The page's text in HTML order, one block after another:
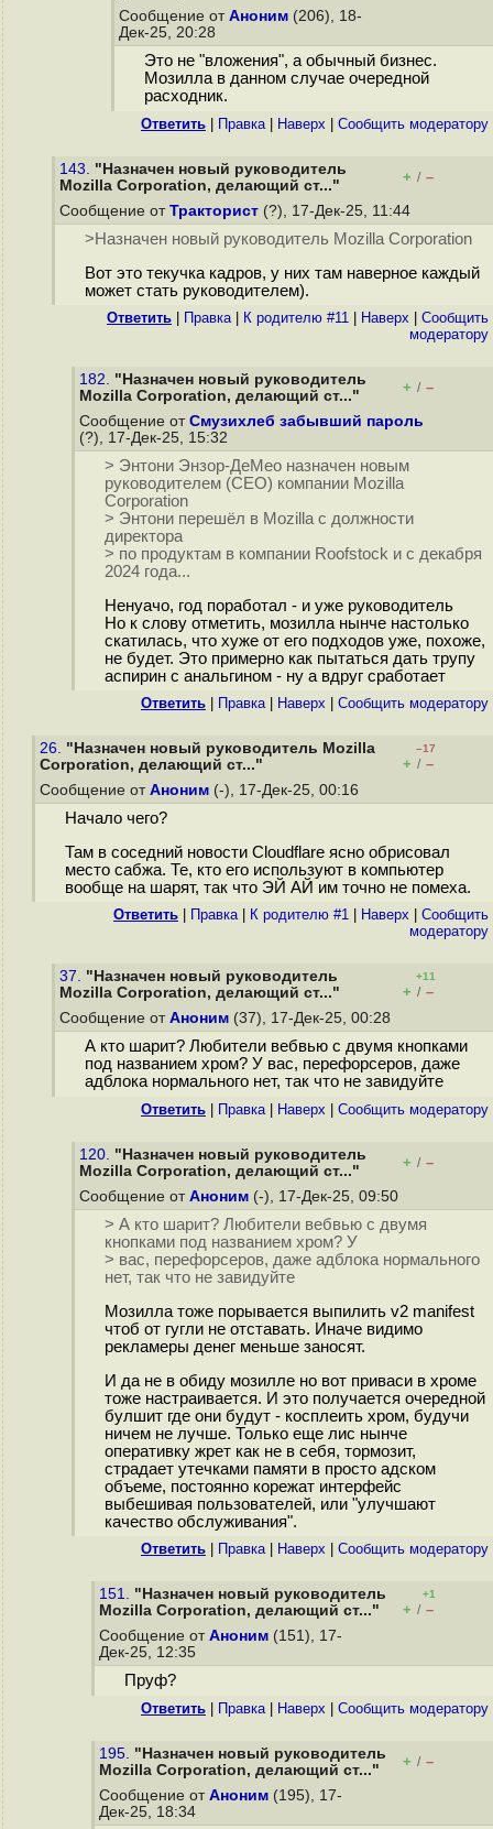
Сообщение от Аноним (206), 18-
Дек-25, 20:28
Это не "вложения", а обычный бизнес.
Мозилла в данном случае очередной
расходник.
Ответить Правка| Наверх Cообщить модератору
143. "Назначен новый руководитель
Mozilla Corporation, делающий ст..."
+ / –
Сообщение от Тракторист (?), 17-Дек-25, 11:44
>Назначен новый руководитель Mozilla Corporation
Вот это текучка кадров, у них там наверное каждый
может стать руководителем).
Ответить Правка| К родителю #11 Наверх
Cообщить
модератору
182. "Назначен новый руководитель
Mozilla Corporation, делающий ст..."
+ / –
Сообщение от Смузихлеб забывший пароль
(?), 17-Дек-25, 15:32
> Энтони Энзор-ДеМео назначен новым
руководителем (CEO) компании Mozilla
Corporation
> Энтони перешёл в Mozilla с должности
директора
> по продуктам в компании Roofstock и с декабря
2024 года...
Ненуачо, год поработал - и уже руководитель
Но к слову отметить, мозилла нынче настолько
скатилась, что хуже от его подходов уже, похоже,
не будет. Это примерно как пытаться дать трупу
аспирин с анальгином - ну а вдруг сработает
Ответить Правка| Наверх Cообщить модератору
26. "Назначен новый руководитель Mozilla
Corporation, делающий ст..."
–17
+ / –
Сообщение от Аноним (-), 17-Дек-25, 00:16
Начало чего?
Там в соседний новости Cloudflare ясно обрисовал
место сабжа. Те, кто его используют в компьютер
вообще на шарят, так что ЭЙ АЙ им точно не помеха.
Ответить Правка| К родителю #1 Наверх
Cообщить
модератору
37. "Назначен новый руководитель
Mozilla Corporation, делающий ст..."
+11
+ / –
Сообщение от Аноним (37), 17-Дек-25, 00:28
А кто шарит? Любители вебвью с двумя кнопками
под названием хром? У вас, перефорсеров, даже
адблока нормального нет, так что не завидуйте
Ответить Правка| Наверх Cообщить модератору
120. "Назначен новый руководитель
Mozilla Corporation, делающий ст..."
+ / –
Сообщение от Аноним (-), 17-Дек-25, 09:50
> А кто шарит? Любители вебвью с двумя
кнопками под названием хром? У
> вас, перефорсеров, даже адблока нормального
нет, так что не завидуйте
Мозилла тоже порывается выпилить v2 manifest
чтоб от гугли не отставать. Иначе видимо
рекламеры денег меньше заносят.
И да не в обиду мозилле но вот приваси в хроме
тоже настраивается. И это получается очередной
булшит где они будут - косплеить хром, будучи
ничем не лучше. Только еще лис нынче
оперативку жрет как не в себя, тормозит,
страдает утечками памяти в просто адском
объеме, постоянно корежат интерфейс
выбешивая пользователей, или "улучшают
качество обслуживания".
Ответить Правка| Наверх Cообщить модератору
151. "Назначен новый руководитель
Mozilla Corporation, делающий ст..."
+1
+ / –
Сообщение от Аноним (151), 17-
Дек-25, 12:35
Пруф?
Ответить Правка| Наверх Cообщить модератору
195. "Назначен новый руководитель
Mozilla Corporation, делающий ст..."
+ / –
Сообщение от Аноним (195), 17-
Дек-25, 18:34